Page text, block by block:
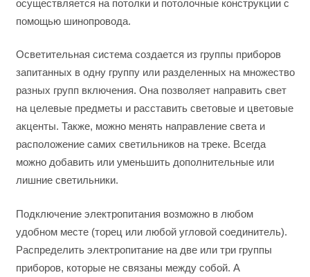
осуществляется на потолки и потолочные конструкции с
помощью шинопровода.
Осветительная система создается из группы приборов
запитанных в одну группу или разделенных на множество
разных групп включения. Она позволяет направить свет
на целевые предметы и расставить световые и цветовые
акценты. Также, можно менять направление света и
расположение самих светильников на треке. Всегда
можно добавить или уменьшить дополнительные или
лишние светильники.
Подключение электропитания возможно в любом
удобном месте (торец или любой угловой соединитель).
Распределить электропитание на две или три группы
приборов, которые не связаны между собой. А